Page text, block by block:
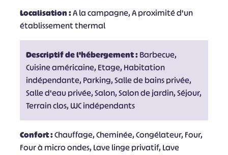
Localisation :A la campagne, A proximité d'un
établissement thermal
Descriptif de l'hébergement :Barbecue,
Cuisine américaine, Etage, Habitation
indépendante, Parking, Salle de bains privée,
Salle d'eau privée, Salon, Salon de jardin, Séjour,
Terrain clos, WC indépendants
Confort :Chauffage, Cheminée, Congélateur, Four,
Four à micro ondes, Lave linge privatif, Lave